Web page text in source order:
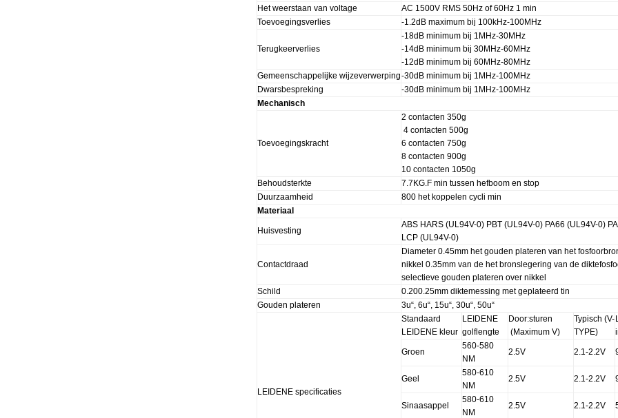
Het weerstaan van voltage
AC 1500V RMS 50Hz of 60Hz 1 min
Toevoegingsverlies
-1.2dB maximum bij 100kHz-100MHz
Terugkeerverlies
-18dB minimum bij 1MHz-30MHz
-14dB minimum bij 30MHz-60MHz
-12dB minimum bij 60MHz-80MHz
Gemeenschappelijke wijzeverwerping-30dB minimum bij 1MHz-100MHz
Dwarsbespreking
-30dB minimum bij 1MHz-100MHz
Mechanisch
Toevoegingskracht
2 contacten 350g
4 contacten 500g
6 contacten 750g
8 contacten 900g
10 contacten 1050g
Behoudsterkte
7.7KG.F min tussen hefboom en stop
Duurzaamheid
800 het koppelen cycli min
Materiaal
Huisvesting
ABS HARS (UL94V-0) PBT (UL94V-0) PA66 (UL94V-0)
LCP (UL94V-0)
Contactdraad
Diameter 0.45mm het gouden plateren van het
nikkel 0.35mm van de het bronslegering van de
selectieve gouden plateren over nikkel
Schild
0.200.25mm diktemessing met geplateerd tin
Gouden plateren
3u“, 6u“, 15u“, 30u“, 50u“
LEIDENE specificaties
Standaard
LEIDENE kleur
LEIDENE
golflengte
Door:sturen
(Maximum V)
Typisch (V-
TYPE)
Groen
560-580
NM
2.5V 2.1-2.2V
Geel
580-610
NM
2.5V 2.1-2.2V
Sinaasappel
580-610
NM
2.5V 2.1-2.2V